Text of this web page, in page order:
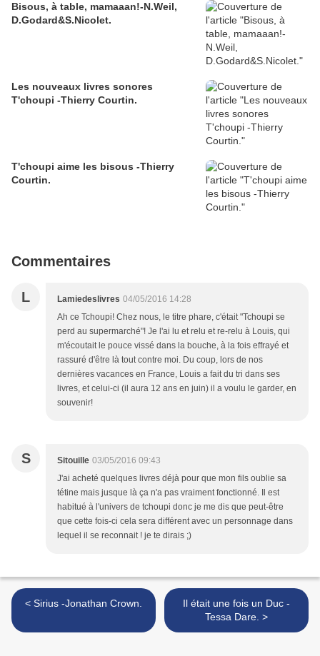
Bisous, à table, mamaaan!-N.Weil,
D.Godard&S.Nicolet.
Les nouveaux livres sonores
T'choupi -Thierry Courtin.
T'choupi aime les bisous -Thierry
Courtin.
Commentaires
L Lamiedeslivres 04/05/2016 14:28
Ah ce Tchoupi! Chez nous, le titre phare, c'était "Tchoupi se
perd au supermarché"! Je l'ai lu et relu et re-relu à Louis, qui
m'écoutait le pouce vissé dans la bouche, à la fois effrayé et
rassuré d'être là tout contre moi. Du coup, lors de nos
dernières vacances en France, Louis a fait du tri dans ses
livres, et celui-ci (il aura 12 ans en juin) il a voulu le garder, en
souvenir!
S Sitouille 03/05/2016 09:43
J'ai acheté quelques livres déjà pour que mon fils oublie sa
tétine mais jusque là ça n'a pas vraiment fonctionné. Il est
habitué à l'univers de tchoupi donc je me dis que peut-être
que cette fois-ci cela sera différent avec un personnage dans
lequel il se reconnait ! je te dirais ;)
< Sirius -Jonathan Crown.
Il était une fois un Duc -
Tessa Dare. >